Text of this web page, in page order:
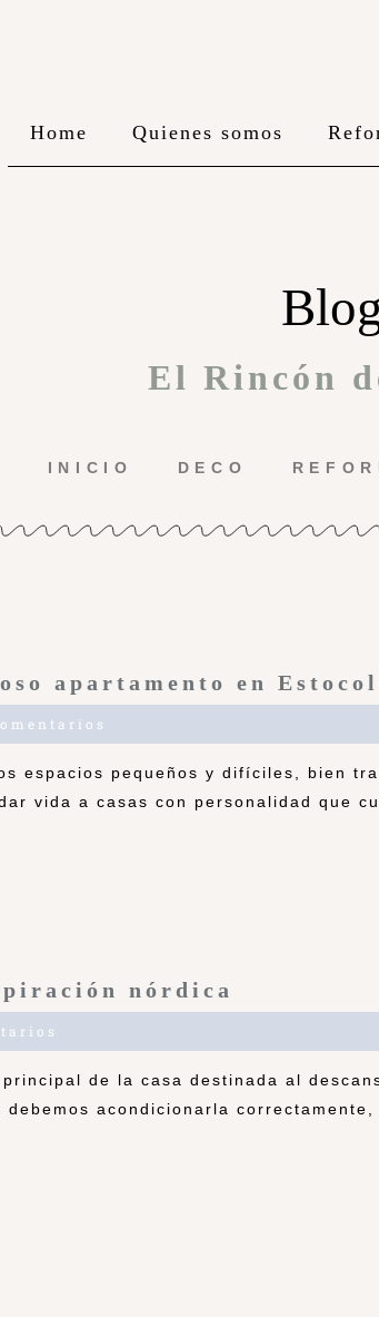
Home Quienes somos
El Rincón
INICIO DECO
apartamento en
espacios pequeños y difíciles, bien
vida a casas con personalidad que
nórdica
de la casa destinada al
acondicionarla correctamente,